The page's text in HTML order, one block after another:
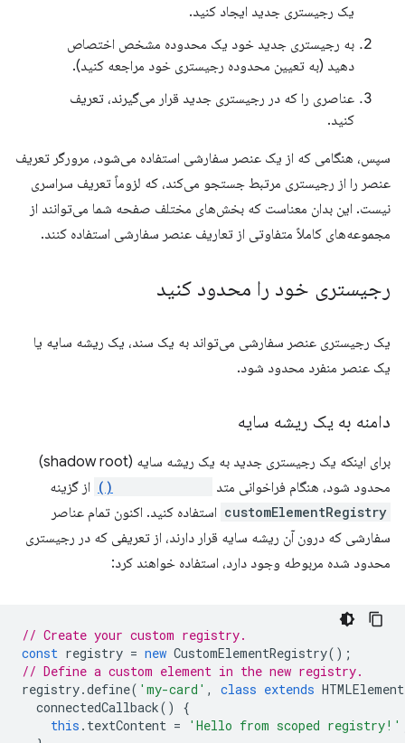
یک رجیستری جدید ایجاد کنید.
به رجیستری جدید خود یک محدوده مشخص اختصاص
دهید (به تعیین محدوده رجیستری خود مراجعه کنید).
عناصری را که در رجیستری جدید قرار می‌گیرند، تعریف
کنید.
سپس، هنگامی که از یک عنصر سفارشی استفاده می‌شود، مرورگر تعریف
عنصر را از رجیستری مرتبط جستجو می‌کند، که لزوماً تعریف سراسری
نیست. این بدان معناست که بخش‌های مختلف صفحه شما می‌توانند از
مجموعه‌های کاملاً متفاوتی از تعاریف عنصر سفارشی استفاده کنند.
رجیستری خود را محدود کنید
یک رجیستری عنصر سفارشی می‌تواند به یک سند، یک ریشه سایه یا
یک عنصر منفرد محدود شود.
دامنه به یک ریشه سایه
برای اینکه یک رجیستری جدید به یک ریشه سایه (shadow root)
محدود شود، هنگام فراخوانی متد
از گزینه
customElementRegistry استفاده کنید. اکنون تمام عناصر
سفارشی که درون آن ریشه سایه قرار دارند، از تعریفی که در رجیستری
محدود شده مربوطه وجود دارد، استفاده خواهند کرد:
// Create your custom registry.
const registry = new CustomElementRegistry();
// Define a custom element in the new registry.
registry.define( 'my-card' , class extends HTMLElement
connectedCallback()
{
this . textContent = 'Hello from scoped registry!'